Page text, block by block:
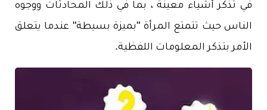
في تذكر أشياء معينة ، بما في ذلك المحادثات ووجوه
الناس حيث تتمتع المرأة "بميزة بسيطة" عندما يتعلق
الأمر بتذكر المعلومات اللفظية.